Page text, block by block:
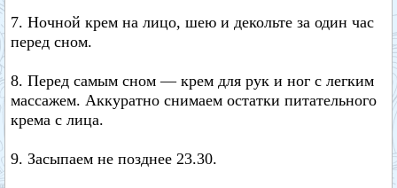
7. Ночной крем на лицо, шею и декольте за один час
перед сном.
8. Перед самым сном — крем для рук и ног с легким
массажем. Аккуратно снимаем остатки питательного
крема с лица.
9. Засыпаем не позднее 23.30.